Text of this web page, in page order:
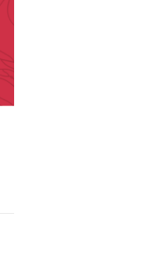
Listrik Diduga
Hebat di